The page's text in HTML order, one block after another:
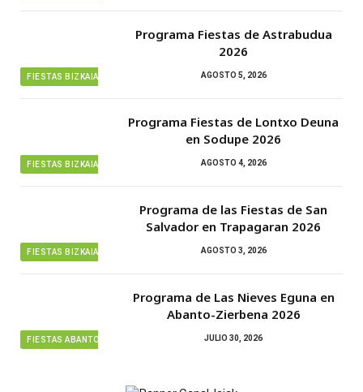
FIESTAS BIZKAIA
Programa Fiestas de Astrabudua
2026
AGOSTO 5, 2026
FIESTAS BIZKAIA
Programa Fiestas de Lontxo Deuna
en Sodupe 2026
AGOSTO 4, 2026
FIESTAS BIZKAIA
Programa de las Fiestas de San
Salvador en Trapagaran 2026
AGOSTO 3, 2026
FIESTAS ABANTO ZIERBENA
Programa de Las Nieves Eguna en
Abanto-Zierbena 2026
JULIO 30, 2026